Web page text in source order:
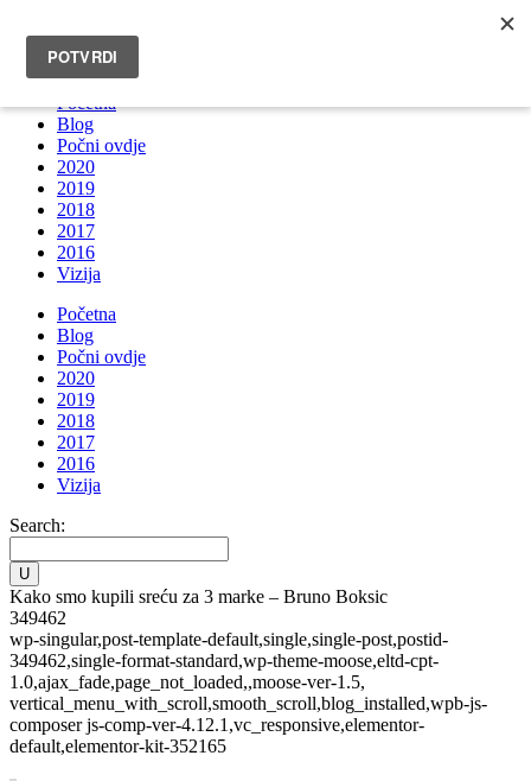
INFO@BRUNOBOKSIC.COM
Početna
Blog
Počni ovdje
2020
2019
2018
2017
2016
Vizija
Početna
Blog
Počni ovdje
2020
2019
2018
2017
2016
Vizija
Search:
Kako smo kupili sreću za 3 marke – Bruno Boksic
349462
wp-singular,post-template-default,single,single-post,postid-
349462,single-format-standard,wp-theme-moose,eltd-cpt-
1.0,ajax_fade,page_not_loaded,,moose-ver-1.5,
vertical_menu_with_scroll,smooth_scroll,blog_installed,wpb-js-
composer js-comp-ver-4.12.1,vc_responsive,elementor-
default,elementor-kit-352165